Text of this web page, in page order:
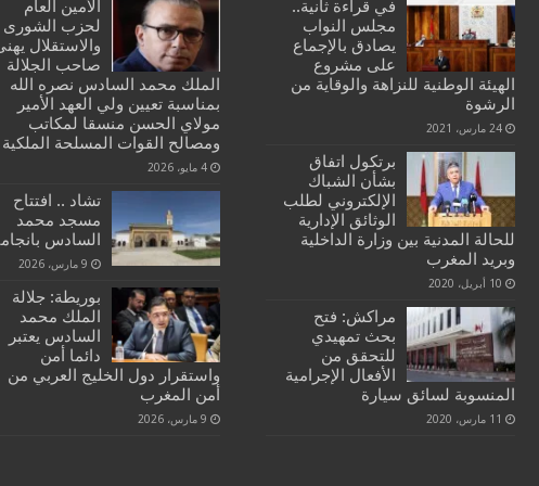
في قراءة ثانية..
مجلس النواب
يصادق بالإجماع
على مشروع
الهيئة الوطنية للنزاهة والوقاية من
الرشوة
24 مارس، 2021
برتكول اتفاق
بشأن الشباك
الإلكتروني لطلب
الوثائق الإدارية
للحالة المدنية بين وزارة الداخلية
وبريد المغرب
10 أبريل، 2020
مراكش: فتح
بحث تمهيدي
للتحقق من
الأفعال الإجرامية
المنسوبة لسائق سيارة
11 مارس، 2020
الأمين العام
لحزب الشورى
والاستقلال
صاحب الجلالة
الملك محمد السادس نصره الله
بمناسبة تعيين ولي العهد الأمير
مولاي الحسن منسقا لمكاتب
ومصالح القوات المسلحة الملكية
4 مايو، 2026
تشاد .. افتتاح
مسجد محمد
السادس
9 مارس، 2026
بوريطة: جلالة
الملك محمد
السادس يعتبر
دائما أمن
واستقرار دول الخليج العربي من
أمن المغرب
9 مارس، 2026